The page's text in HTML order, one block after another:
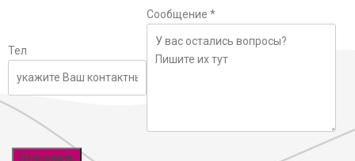
Тел
Сообщение *
Отправить